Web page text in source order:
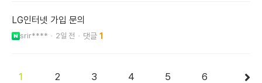
LG인터넷 가입 문의
srir**** 2일 전 1
1 2 3 4 5 6